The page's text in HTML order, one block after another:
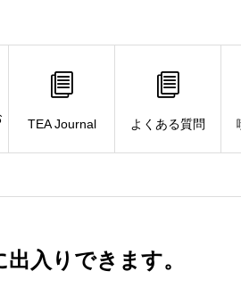
TEA Journal よくある質問
入りできます。